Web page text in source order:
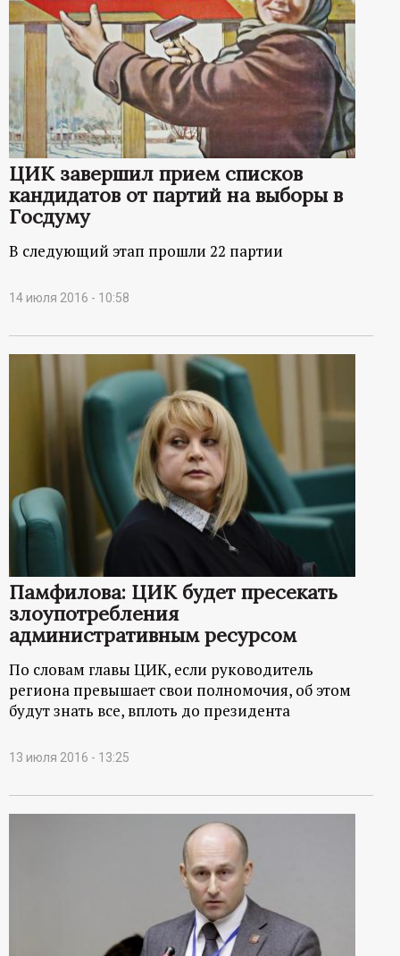
ЦИК завершил прием списков
кандидатов от партий на выборы в
Госдуму
В следующий этап прошли 22 партии
14 июля 2016 - 10:58
Памфилова: ЦИК будет пресекать
злоупотребления
административным ресурсом
По словам главы ЦИК, если руководитель
региона превышает свои полномочия, об этом
будут знать все, вплоть до президента
13 июля 2016 - 13:25